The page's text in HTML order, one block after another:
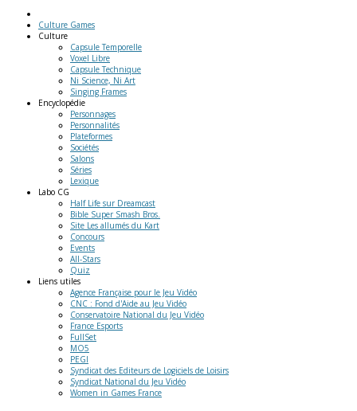
Culture Games
Culture
Capsule Temporelle
Voxel Libre
Capsule Technique
Ni Science, Ni Art
Singing Frames
Encyclopédie
Personnages
Personnalités
Plateformes
Sociétés
Salons
Séries
Lexique
Labo CG
Half Life sur Dreamcast
Bible Super Smash Bros.
Site Les allumés du Kart
Concours
Events
All-Stars
Quiz
Liens utiles
Agence Française pour le Jeu Vidéo
CNC : Fond d'Aide au Jeu Vidéo
Conservatoire National du Jeu Vidéo
France Esports
FullSet
MO5
PEGI
Syndicat des Editeurs de Logiciels de Loisirs
Syndicat National du Jeu Vidéo
Women in Games France